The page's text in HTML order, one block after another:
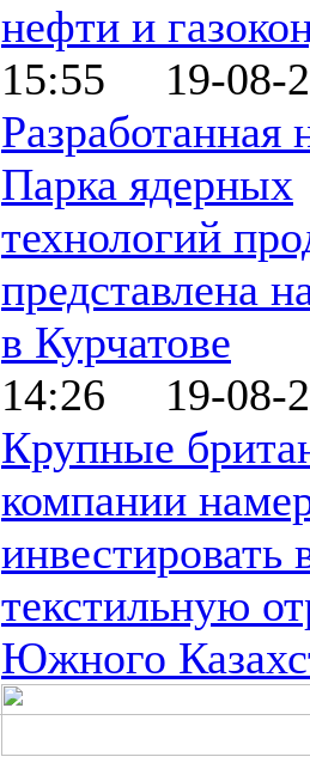
нефти и
15:55 19-08-
Разработанная
Парка ядерных
технологий
представлена
в Курчатове
14:26 19-08-
Крупные
компании
инвестировать
текстильную
Южного